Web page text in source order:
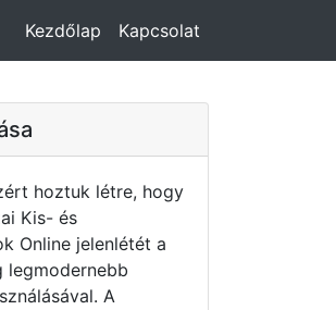
Kezdőlap Kapcsolat
hoztuk létre, hogy
Kis- és
Online jelenlétét a
legmodernebb
A